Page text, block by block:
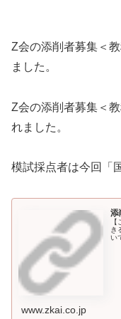
Z会の添削者募集＜
ました。
Z会の添削者募集＜
れました。
模試採点者は今回「
添
き
い
www.zkai.co.jp